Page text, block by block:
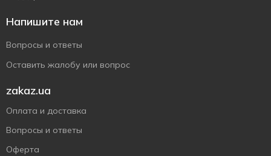
Напишите нам
Вопросы и ответы
Оставить жалобу или вопрос
zakaz.ua
Оплата и доставка
Вопросы и ответы
Оферта